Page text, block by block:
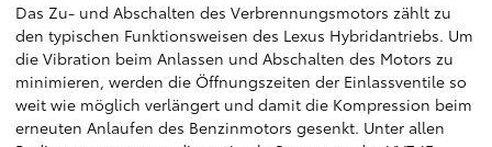
Das Zu- und Abschalten des Verbrennungsmotors zählt zu
den typischen Funktionsweisen des Lexus Hybridantriebs. Um
die Vibration beim Anlassen und Abschalten des Motors zu
minimieren, werden die Öffnungszeiten der Einlassventile so
weit wie möglich verlängert und damit die Kompression beim
erneuten Anlaufen des Benzinmotors gesenkt. Unter allen